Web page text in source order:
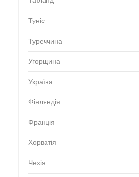
Туніс
Туреччина
Угорщина
Україна
Фінляндія
Франція
Хорватія
Чехія